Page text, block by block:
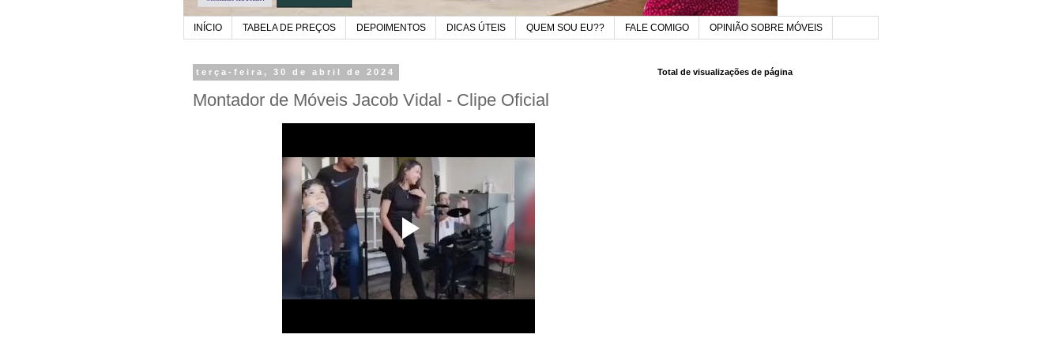
INÍCIO TABELA DE PREÇOS DEPOIMENTOS DICAS ÚTEIS QUEM SOU EU?? FALE COMIGO OPINIÃO SOBRE MÓVEIS
terça-feira, 30 de abril de 2024
Montador de Móveis Jacob Vidal - Clipe Oficial
Total de visualizações de página